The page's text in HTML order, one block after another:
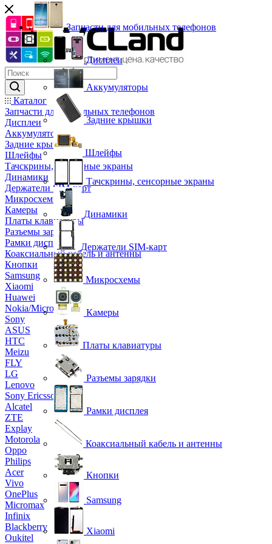
Каталог
Запчасти для мобильных телефонов
Дисплеи
Аккумуляторы
Задние крышки
Шлейфы
Тачскрины, сенсорные экраны
Динамики
Держатели SIM-карт
Микросхемы
Камеры
Платы клавиатуры
Разъемы зарядки
Рамки дисплея
Коаксиальный кабель и антенны
Кнопки
Samsung
Xiaomi
Huawei
Nokia/Microsoft
Sony
ASUS
HTC
Meizu
FLY
LG
Lenovo
Sony Ericsson
Alcatel
ZTE
Explay
Motorola
Oppo
Philips
Acer
Vivo
OnePlus
Micromax
Infinix
Blackberry
Oukitel
Запчасти для мобильных телефонов
Дисплеи
Аккумуляторы
Задние крышки
Шлейфы
Тачскрины, сенсорные экраны
Динамики
Держатели SIM-карт
Микросхемы
Камеры
Платы клавиатуры
Разъемы зарядки
Рамки дисплея
Коаксиальный кабель и антенны
Кнопки
Samsung
Xiaomi